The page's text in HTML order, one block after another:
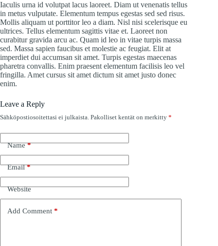
Iaculis urna id volutpat lacus laoreet. Diam ut venenatis tellus
in metus vulputate. Elementum tempus egestas sed sed risus.
Mollis aliquam ut porttitor leo a diam. Nisl nisi scelerisque eu
ultrices. Tellus elementum sagittis vitae et. Laoreet non
curabitur gravida arcu ac. Quam id leo in vitae turpis massa
sed. Massa sapien faucibus et molestie ac feugiat. Elit at
imperdiet dui accumsan sit amet. Turpis egestas maecenas
pharetra convallis. Enim praesent elementum facilisis leo vel
fringilla. Amet cursus sit amet dictum sit amet justo donec
enim.
Leave a Reply
Sähköpostiosoitettasi ei julkaista. Pakolliset kentät on merkitty *
Name*
Email*
Website
Add Comment *